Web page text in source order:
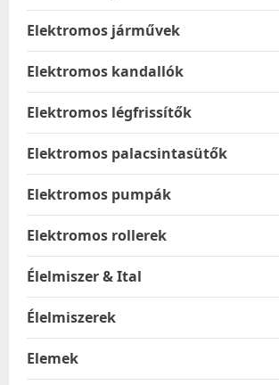
Elektromos járművek
Elektromos kandallók
Elektromos légfrissítők
Elektromos palacsintasütők
Elektromos pumpák
Elektromos rollerek
Élelmiszer & Ital
Élelmiszerek
Elemek